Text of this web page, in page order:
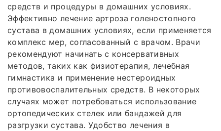
средств и процедуры в домашних условиях.
Эффективно лечение артроза голеностопного
сустава в домашних условиях, если применяется
комплекс мер, согласованный с врачом. Врачи
рекомендуют начинать с консервативных
методов, таких как физиотерапия, лечебная
гимнастика и применение нестероидных
противовоспалительных средств. В некоторых
случаях может потребоваться использование
ортопедических стелек или бандажей для
разгрузки сустава. Удобство лечения в